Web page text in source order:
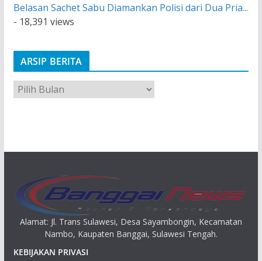
Belasan Sachet Sabu Diamankan Polisi dari Dua Pria...
- 18,391 views
ARSIP BERITA
A
r
Alamat: Jl. Trans Sulawesi, Desa Sayambongin, Kecamatan
Nambo, Kaupaten Banggai, Sulawesi Tengah.
KEBIJAKAN PRIVASI